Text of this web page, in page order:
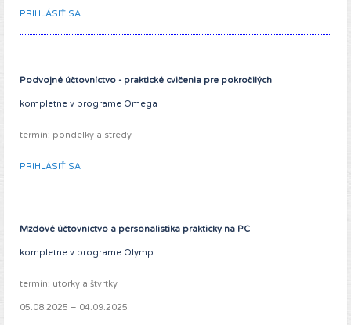
PRIHLÁSIŤ SA
Podvojné účtovníctvo - praktické cvičenia pre pokročilých
kompletne v programe Omega
termín: pondelky a stredy
PRIHLÁSIŤ SA
Mzdové účtovníctvo a personalistika prakticky na PC
kompletne v programe Olymp
termín: utorky a štvrtky
05.08.2025 – 04.09.2025